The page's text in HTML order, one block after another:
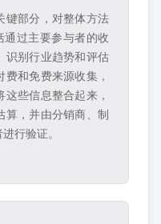
键部分，对整体方法
通过主要参与者的收
识别行业趋势和评估
和免费来源收集，
些信息整合起来，
算，并由分销商、制
行验证。